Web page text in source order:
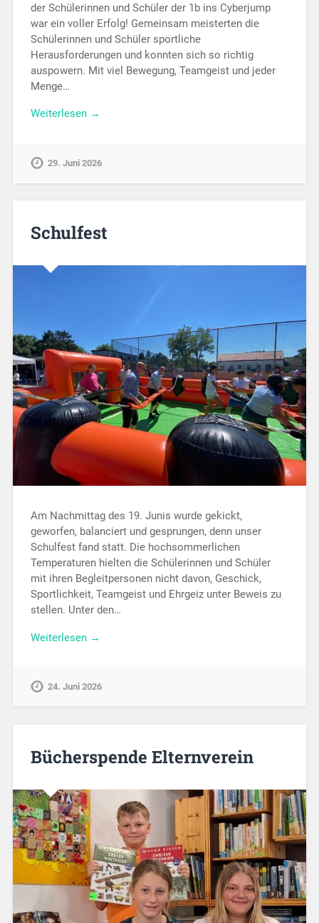
der Schülerinnen und Schüler der 1b ins Cyberjump
war ein voller Erfolg! Gemeinsam meisterten die
Schülerinnen und Schüler sportliche
Herausforderungen und konnten sich so richtig
auspowern. Mit viel Bewegung, Teamgeist und jeder
Menge…
Weiterlesen →
29. Juni 2026
Schulfest
Am Nachmittag des 19. Junis wurde gekickt,
geworfen, balanciert und gesprungen, denn unser
Schulfest fand statt. Die hochsommerlichen
Temperaturen hielten die Schülerinnen und Schüler
mit ihren Begleitpersonen nicht davon, Geschick,
Sportlichkeit, Teamgeist und Ehrgeiz unter Beweis zu
stellen. Unter den…
Weiterlesen →
24. Juni 2026
Bücherspende Elternverein